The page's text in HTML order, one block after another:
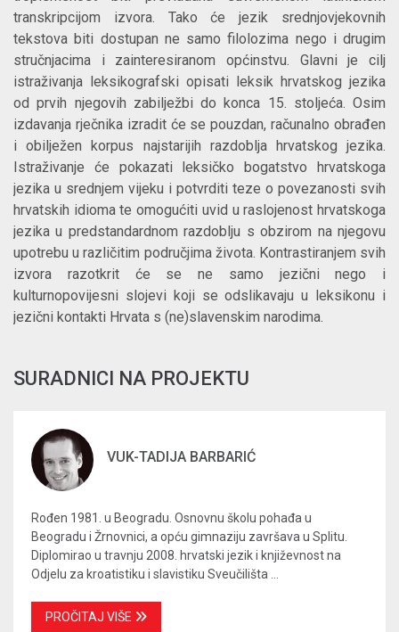
transkripcijom izvora. Tako će jezik srednjovjekovnih
tekstova biti dostupan ne samo filolozima nego i drugim
stručnjacima i zainteresiranom općinstvu. Glavni je cilj
istraživanja leksikografski opisati leksik hrvatskog jezika
od prvih njegovih zabilježbi do konca 15. stoljeća. Osim
izdavanja rječnika izradit će se pouzdan, računalno obrađen
i obilježen korpus najstarijih razdoblja hrvatskog jezika.
Istraživanje će pokazati leksičko bogatstvo hrvatskoga
jezika u srednjem vijeku i potvrditi teze o povezanosti svih
hrvatskih idioma te omogućiti uvid u raslojenost hrvatskoga
jezika u predstandardnom razdoblju s obzirom na njegovu
upotrebu u različitim područjima života. Kontrastiranjem svih
izvora razotkrit će se ne samo jezični nego i
kulturnopovijesni slojevi koji se odslikavaju u leksikonu i
jezični kontakti Hrvata s (ne)slavenskim narodima.
SURADNICI NA PROJEKTU
VUK-TADIJA BARBARIĆ
Rođen 1981. u Beogradu. Osnovnu školu pohađa u
Beogradu i Žrnovnici, a opću gimnaziju završava u Splitu.
Diplomirao u travnju 2008. hrvatski jezik i književnost na
Odjelu za kroatistiku i slavistiku Sveučilišta ...
PROČITAJ VIŠE